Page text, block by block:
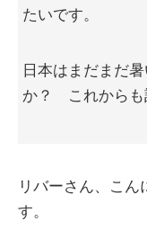
たいです。
日本はまだまだ
か？ これからも
リバーさん、こん
す。